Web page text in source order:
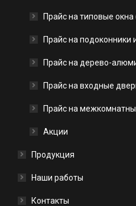
Прайс на типовые окна
Прайс на подоконники
Прайс на дерево-
Прайс на входные
Прайс на
Акции
Продукция
Наши работы
Контакты